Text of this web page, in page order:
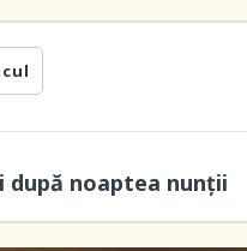
după noaptea nunții